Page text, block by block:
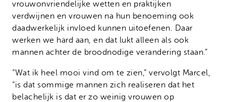
vrouwonvriendelijke wetten en praktijken
verdwijnen en vrouwen na hun benoeming ook
daadwerkelijk invloed kunnen uitoefenen. Daar
werken we hard aan, en dat lukt alleen als ook
mannen achter de broodnodige verandering staan.”
“Wat ik heel mooi vind om te zien,” vervolgt Marcel,
“is dat sommige mannen zich realiseren dat het
belachelijk is dat er zo weinig vrouwen op